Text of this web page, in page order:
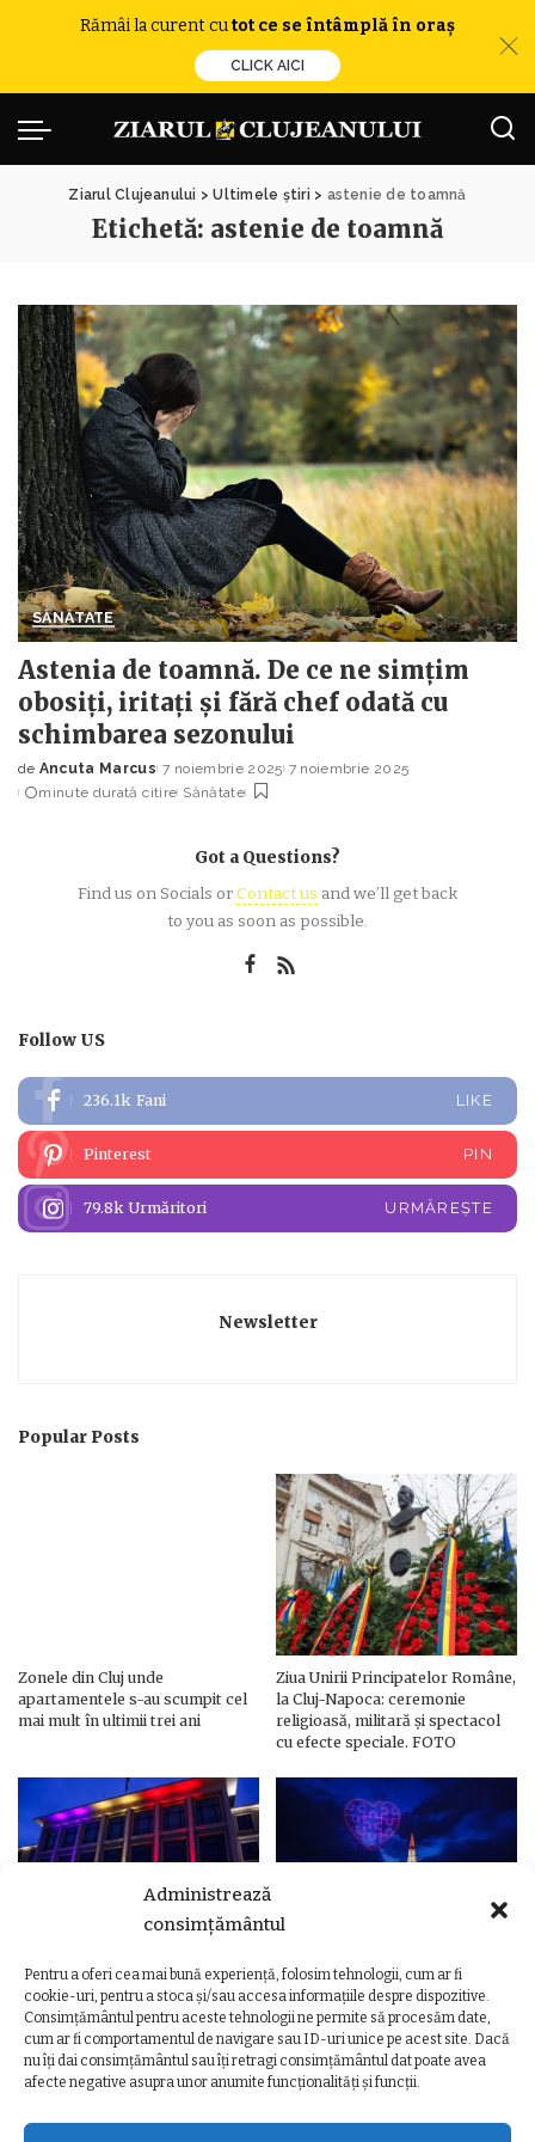
Administrează
consimțământul
Pentru a oferi cea mai bună experiență, folosim tehnologii, cum ar fi
cookie-uri, pentru a stoca și/sau accesa informațiile despre dispozitive.
Consimțământul pentru aceste tehnologii ne permite să procesăm date,
cum ar fi comportamentul de navigare sau ID-uri unice pe acest site. Dacă
nu îți dai consimțământul sau îți retragi consimțământul dat poate avea
afecte negative asupra unor anumite funcționalități și funcții.
Rămâi la curent cutot ce se întâmplă în oraș
CLICK AICI
Ziarul Clujeanului >Ultimele știri > astenie de toamnă
Etichetă: astenie de toamnă
SĂNĂTATE
Astenia de toamnă. De ce ne simțim
obosiți, iritați și fără chef odată cu
schimbarea sezonului
Posted
by
de Ancuta Marcus 7 noiembrie 2025 7 noiembrie 2025
minute durată citire Sănătate
Got a Questions?
Find us on Socials orContact us and we’ll get back
to you as soon as possible.
Follow US
236.1k Fani LIKE
Pinterest PIN
79.8k Urmăritori URMĂREȘTE
Newsletter
Popular Posts
Zonele din Cluj unde
apartamentele s-au scumpit cel
mai mult în ultimii trei ani
Ziua Unirii Principatelor Române,
la Cluj-Napoca: ceremonie
religioasă, militară și spectacol
cu efecte speciale. FOTO
Ziua Unirii Principatelor Române
– Clădiri și poduri din Cluj,
iluminate în culorile drapelului
Ziua Unirii la Cluj-Napoca.
Programul complet al
evenimentelor